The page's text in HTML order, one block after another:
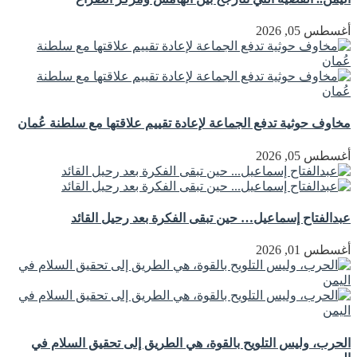
أغسطس 05, 2026
مخاوف حوثية تدفع الجماعة لإعادة تقييم علاقتها مع سلطنة عُمان
أغسطس 05, 2026
عبدالفتاح إسماعيل… حين تبقى الفكرة بعد رحيل القائد
أغسطس 01, 2026
الحرب، وليس التلويح بالقوة، هي الطريق إلى تحقيق السلام في